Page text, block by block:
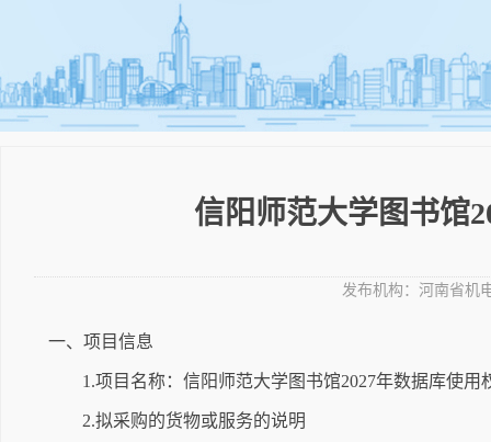
信阳师范大学图书馆
发布机构： 河南省机
一、项目信息
1.项目名称：信阳师范大学图书馆2027年数据库使用
2.拟采购的货物或服务的说明